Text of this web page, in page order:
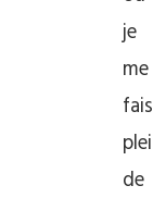
je
me
fais
de